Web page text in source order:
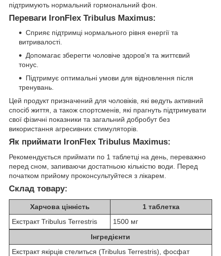
підтримують нормальний гормональний фон.
Переваги IronFlex Tribulus Maximus:
Сприяє підтримці нормального рівня енергії та
витривалості.
Допомагає зберегти чоловіче здоров'я та життєвий
тонус.
Підтримує оптимальні умови для відновлення після
тренувань.
Цей продукт призначений для чоловіків, які ведуть активний
спосіб життя, а також спортсменів, які прагнуть підтримувати
свої фізичні показники та загальний добробут без
використання агресивних стимуляторів.
Як приймати IronFlex Tribulus Maximus:
Рекомендується приймати по 1 таблетці на день, переважно
перед сном, запиваючи достатньою кількістю води. Перед
початком прийому проконсультуйтеся з лікарем.
Склад товару:
Харчова цінність
1 таблетка
Екстракт Tribulus Terrestris
1500 мг
Інгредієнти
Екстракт якірців стелиться (Tribulus Terrestris), фосфат